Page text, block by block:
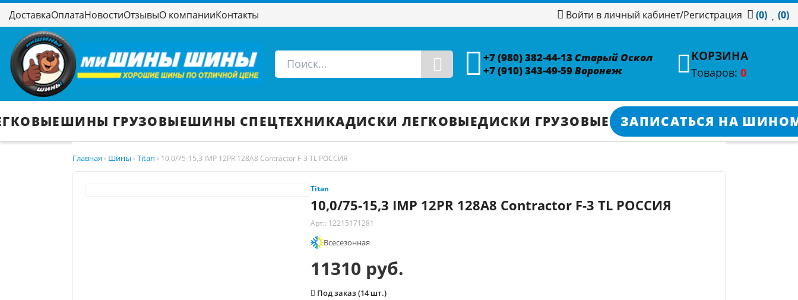
ДоставкаОплатаНовостиОтзывыО компанииКонтакты Войти в личный кабинет/Регистрация (0) (0)
+7 (980) 382-44-13 Старый Оскол
+7 (910) 343-49-59Воронеж
КОРЗИНА
Товаров: 0
ШИНЫ ГРУЗОВЫЕШИНЫ СПЕЦТЕХНИКАДИСКИ ЛЕГКОВЫЕДИСКИ ГРУЗОВЫЕ ЗАПИСАТЬСЯ НА
Главная › Шины › Titan › 10,0/75-15,3 IMP 12PR 128A8 Contractor F-3 TL РОССИЯ
Titan
10,0/75-15,3 IMP 12PR 128A8 Contractor F-3 TL РОССИЯ
Арт.: 12215171281
Всесезонная
11310 руб.
Под заказ (14 шт.)